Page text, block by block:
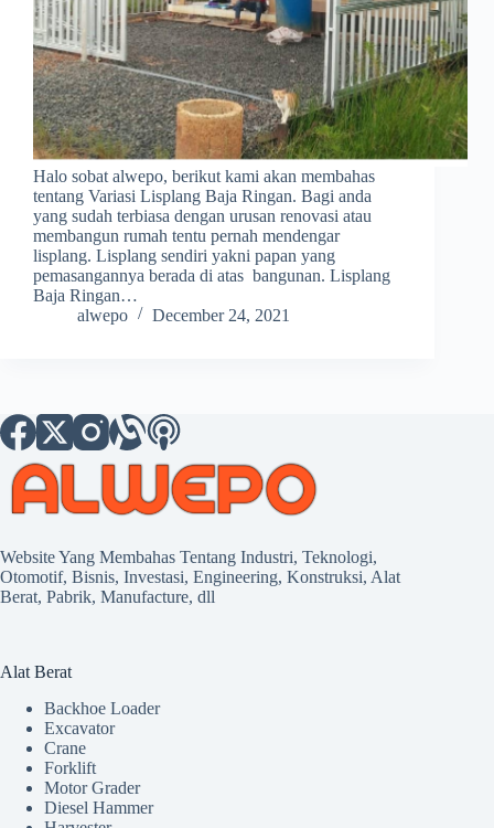
Halo sobat alwepo, berikut kami akan membahas
tentang Variasi Lisplang Baja Ringan. Bagi anda
yang sudah terbiasa dengan urusan renovasi atau
membangun rumah tentu pernah mendengar
lisplang. Lisplang sendiri yakni papan yang
pemasangannya berada di atas bangunan. Lisplang
Baja Ringan…
alwepo
December 24, 2021
Website Yang Membahas Tentang Industri, Teknologi,
Otomotif, Bisnis, Investasi, Engineering, Konstruksi, Alat
Berat, Pabrik, Manufacture, dll
Alat Berat
Backhoe Loader
Excavator
Crane
Forklift
Motor Grader
Diesel Hammer